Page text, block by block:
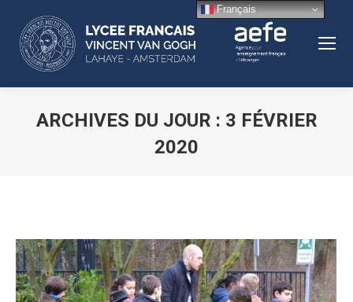
ARCHIVES DU JOUR : 3 FÉVRIER
2020
Français